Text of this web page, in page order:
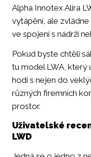
Alpha Innotex Alira
vytápění, ale
ve spojení s nádrží
Pokud byste chtěli
tu model LWA, který
hodí s nejen do
různých firemních
prostor.
Uživatelské
LWD